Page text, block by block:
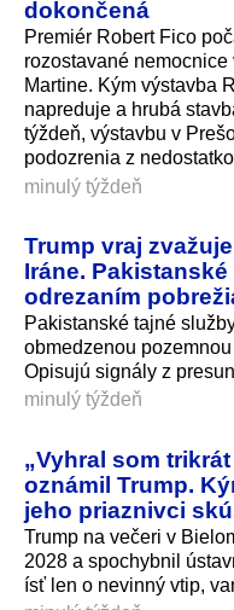
dokončená
Premiér Robert Fico
rozostavané
Martine. Kým výstavba
napreduje a hrubá
týždeň, výstavbu v
podozrenia z
minulý týždeň
Trump vraj
Iráne.
odrezaním
Pakistanské tajné
obmedzenou
Opisujú signály z
minulý týždeň
„Vyhral som
oznámil Trump.
jeho priaznivci
Trump na večeri v
2028 a spochybnil
ísť len o nevinný vtip,